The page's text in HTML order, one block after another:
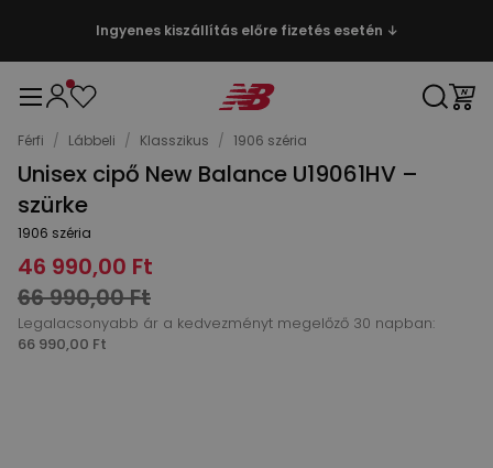
Ingyenes kiszállítás előre fizetés esetén ↓
Férfi / Lábbeli / Klasszikus / 1906 széria
Unisex cipő New Balance U19061HV –
szürke
1906 széria
46 990,00 Ft
66 990,00 Ft
Legalacsonyabb ár a kedvezményt megelőző 30 napban:
66 990,00 Ft